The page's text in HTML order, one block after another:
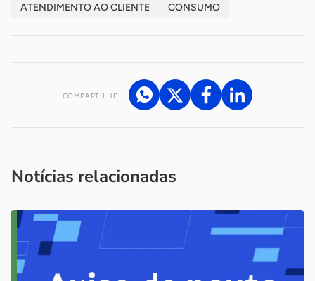
ATENDIMENTO AO CLIENTE CONSUMO
COMPARTILHE
Notícias relacionadas